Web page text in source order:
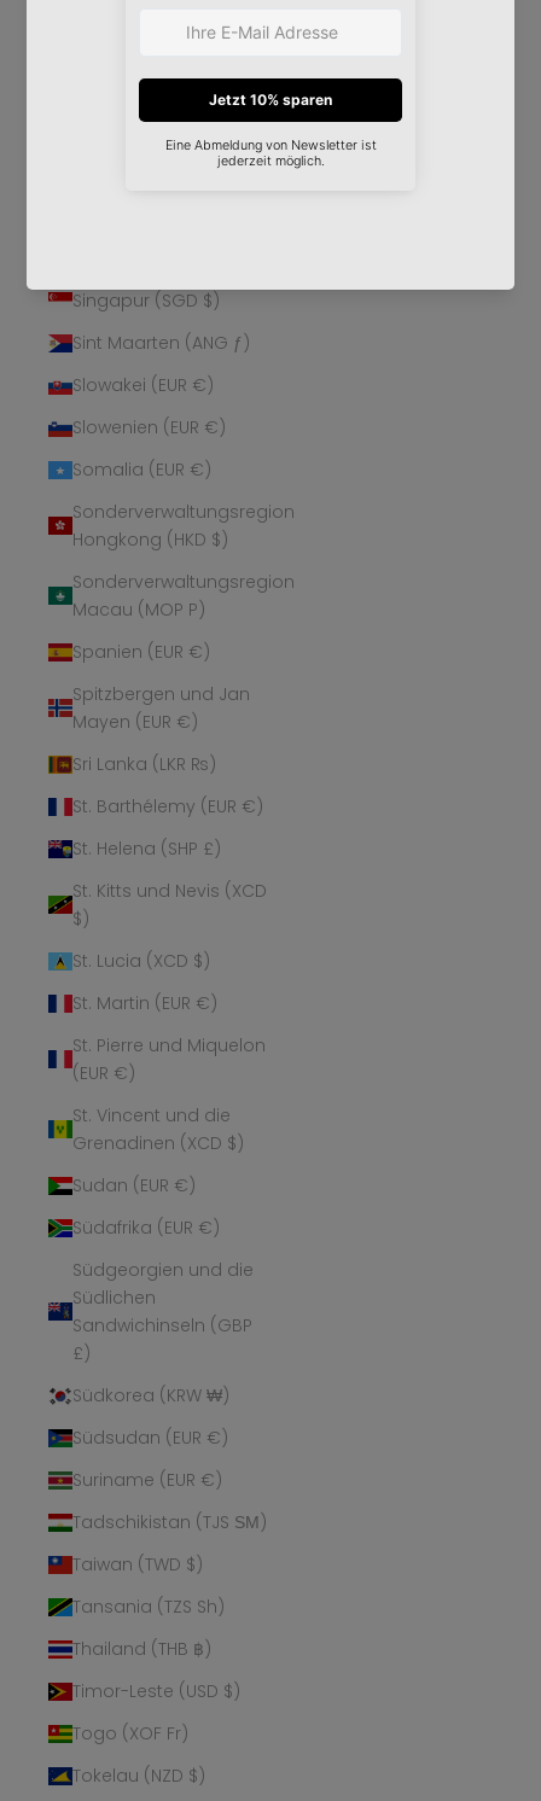
Schweiz (CHF CHF)
Senegal (XOF Fr)
Seychellen (EUR €)
Singapur (SGD $)
Sint Maarten (ANG ƒ)
Slowakei (EUR €)
Slowenien (EUR €)
Somalia (EUR €)
Sonderverwaltungsregion
Hongkong (HKD $)
Sonderverwaltungsregion
Macau (MOP P)
Spanien (EUR €)
Spitzbergen und Jan
Mayen (EUR €)
Sri Lanka (LKR ₨)
St. Barthélemy (EUR €)
St. Helena (SHP £)
St. Kitts und Nevis (XCD
$)
St. Lucia (XCD $)
St. Martin (EUR €)
St. Pierre und Miquelon
(EUR €)
St. Vincent und die
Grenadinen (XCD $)
Sudan (EUR €)
Südafrika (EUR €)
Südgeorgien und die
Südlichen
Sandwichinseln (GBP
£)
Südkorea (KRW ₩)
Südsudan (EUR €)
Suriname (EUR €)
Tadschikistan (TJS ЅМ)
Taiwan (TWD $)
Tansania (TZS Sh)
Thailand (THB ฿)
Timor-Leste (USD $)
Togo (XOF Fr)
Tokelau (NZD $)